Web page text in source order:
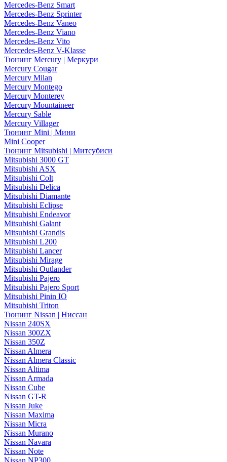
Mercedes-Benz Smart
Mercedes-Benz Sprinter
Mercedes-Benz Vaneo
Mercedes-Benz Viano
Mercedes-Benz Vito
Mercedes-Benz V-Klasse
Тюнинг Mercury | Меркури
Mercury Cougar
Mercury Milan
Mercury Montego
Mercury Monterey
Mercury Mountaineer
Mercury Sable
Mercury Villager
Тюнинг Mini | Мини
Mini Cooper
Тюнинг Mitsubishi | Митсубиси
Mitsubishi 3000 GT
Mitsubishi ASX
Mitsubishi Colt
Mitsubishi Delica
Mitsubishi Diamante
Mitsubishi Eclipse
Mitsubishi Endeavor
Mitsubishi Galant
Mitsubishi Grandis
Mitsubishi L200
Mitsubishi Lancer
Mitsubishi Mirage
Mitsubishi Outlander
Mitsubishi Pajero
Mitsubishi Pajero Sport
Mitsubishi Pinin IO
Mitsubishi Triton
Тюнинг Nissan | Ниссан
Nissan 240SX
Nissan 300ZX
Nissan 350Z
Nissan Almera
Nissan Almera Classic
Nissan Altima
Nissan Armada
Nissan Cube
Nissan GT-R
Nissan Juke
Nissan Maxima
Nissan Micra
Nissan Murano
Nissan Navara
Nissan Note
Nissan NP300